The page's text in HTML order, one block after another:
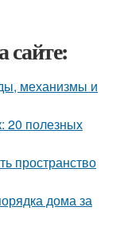
сайте:
механизмы и
20 полезных
пространство
дома за